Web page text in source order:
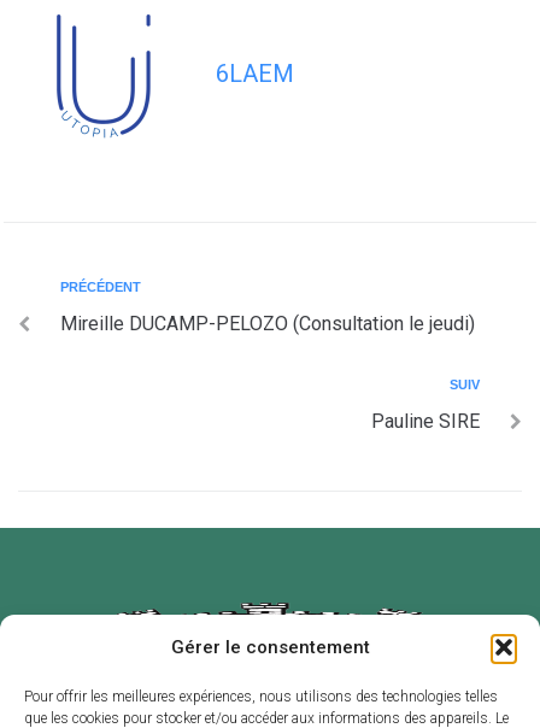
Gérer le consentement
Pour offrir les meilleures expériences, nous utilisons des technologies telles
que les cookies pour stocker et/ou accéder aux informations des appareils. Le
6LAEM
PRÉCÉDENT
Mireille DUCAMP-PELOZO (Consultation le jeudi)
SUIV
Pauline SIRE